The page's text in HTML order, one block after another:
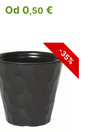
Od 0,50 €
-35%